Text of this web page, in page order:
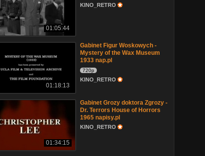
01:05:44
KINO_RETRO
01:18:13
Gabinet Figur Woskowych -
Mystery of the Wax Museum
1933 nap.pl
720p
KINO_RETRO
01:34:15
Gabinet Grozy doktora Zgrozy -
Dr. Terrors House of Horrors
1965 napisy.pl
KINO_RETRO